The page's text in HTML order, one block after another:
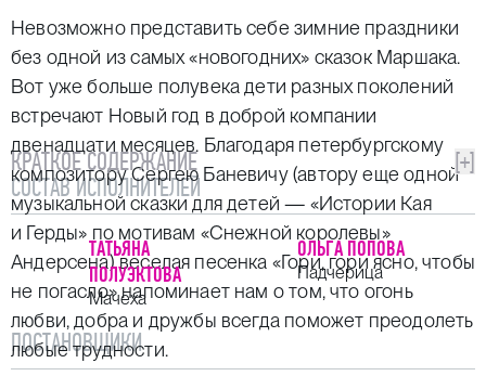
Невозможно представить себе зимние праздники
без одной из самых «новогодних» сказок Маршака.
Вот уже больше полувека дети разных поколений
встречают Новый год в доброй компании
двенадцати месяцев. Благодаря петербургскому
композитору Сергею Баневичу (автору еще одной
музыкальной сказки для детей — «Истории Кая
и Герды» по мотивам «Снежной королевы»
Андерсена) веселая песенка «Гори, гори ясно, чтобы
не погасло» напоминает нам о том, что огонь
любви, добра и дружбы всегда поможет преодолеть
любые трудности.
КРАТКОЕ СОДЕРЖАНИЕ
[+]
СОСТАВ ИСПОЛНИТЕЛЕЙ
ТАТЬЯНА
ПОЛУЭКТОВА
Мачеха
ОЛЬГА ПОПОВА
Падчерица
ПОСТАНОВЩИКИ